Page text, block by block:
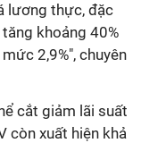
lương thực, đặc
khoảng 40%
2,9%", chuyên
cắt giảm lãi suất
còn xuất hiện khả